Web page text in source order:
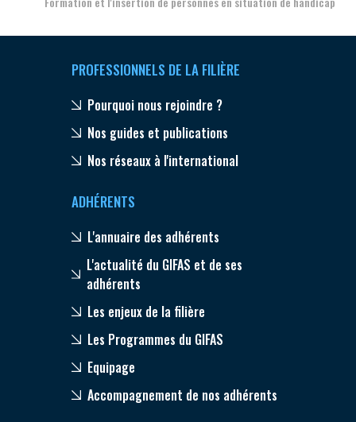
PROFESSIONNELS DE LA FILIÈRE
Pourquoi nous rejoindre ?
Nos guides et publications
Nos réseaux à l'international
ADHÉRENTS
L'annuaire des adhérents
L'actualité du GIFAS et de ses
adhérents
Les enjeux de la filière
Les Programmes du GIFAS
Equipage
Accompagnement de nos adhérents